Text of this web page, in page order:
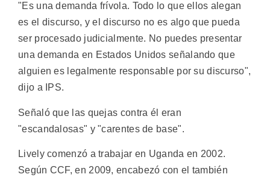
"Es una demanda frívola. Todo lo que ellos alegan
es el discurso, y el discurso no es algo que pueda
ser procesado judicialmente. No puedes presentar
una demanda en Estados Unidos señalando que
alguien es legalmente responsable por su discurso",
dijo a IPS.
Señaló que las quejas contra él eran
"escandalosas" y "carentes de base".
Lively comenzó a trabajar en Uganda en 2002.
Según CCF, en 2009, encabezó con el también